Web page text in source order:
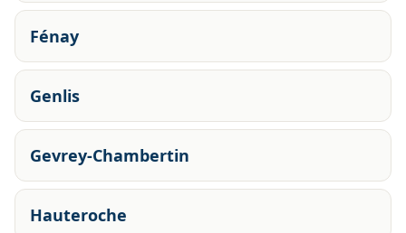
Fénay
Genlis
Gevrey-Chambertin
Hauteroche